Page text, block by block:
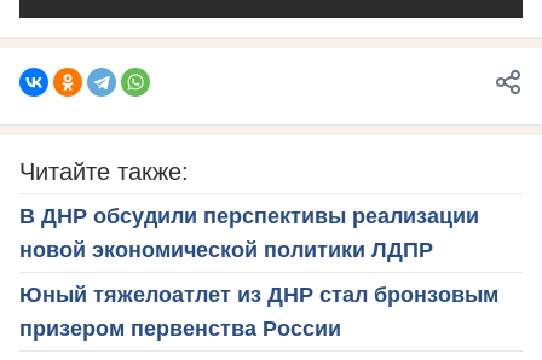
Читайте также:
В ДНР обсудили перспективы реализации
новой экономической политики ЛДПР
Юный тяжелоатлет из ДНР стал бронзовым
призером первенства России